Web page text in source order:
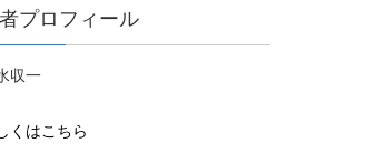
プロフィール
収一
くはこちら